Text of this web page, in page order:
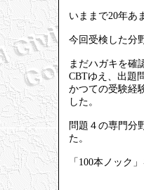
いままで20年あ
今回受検した分
まだハガキを確
CBTゆえ、出題
かつての受験経
した。
問題４の専門分
た。
「100本ノック